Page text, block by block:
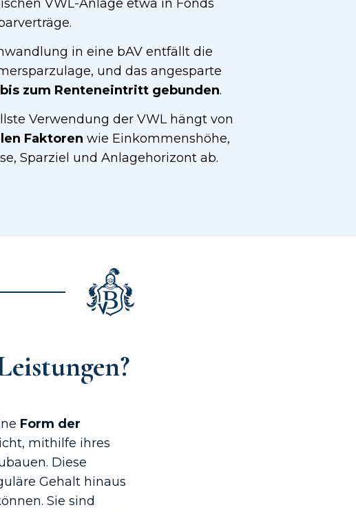
VWL-Anlage etwa in Fonds
in eine bAV entfällt die
und das angesparte
bis zum Renteneintritt gebunden.
Verwendung der VWL hängt von
Faktoren wie Einkommenshöhe,
Sparziel und Anlagehorizont ab.
Form der
mithilfe ihres
Diese
Gehalt hinaus
Sie sind